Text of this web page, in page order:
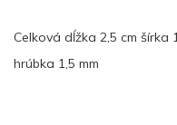
Celková dĺžka 2,5 cm šírka
hrúbka 1,5 mm